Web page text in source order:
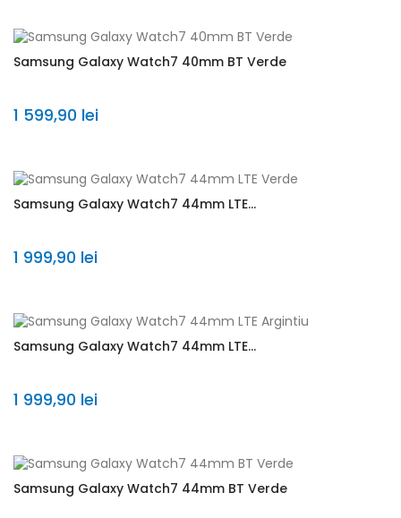
Samsung Galaxy Watch7 40mm BT Verde
1 599,90 lei
Samsung Galaxy Watch7 44mm LTE...
1 999,90 lei
Samsung Galaxy Watch7 44mm LTE...
1 999,90 lei
Samsung Galaxy Watch7 44mm BT Verde